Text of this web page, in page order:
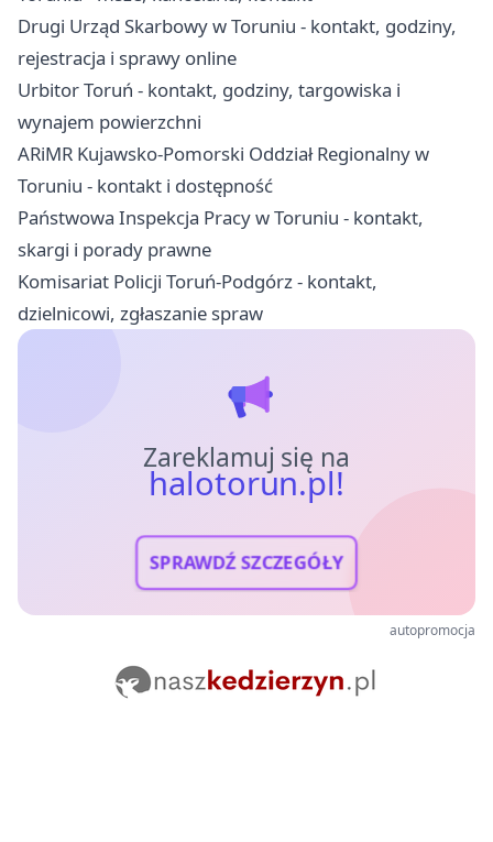
Drugi Urząd Skarbowy w Toruniu - kontakt, godziny,
rejestracja i sprawy online
Urbitor Toruń - kontakt, godziny, targowiska i
wynajem powierzchni
ARiMR Kujawsko-Pomorski Oddział Regionalny w
Toruniu - kontakt i dostępność
Państwowa Inspekcja Pracy w Toruniu - kontakt,
skargi i porady prawne
Komisariat Policji Toruń-Podgórz - kontakt,
dzielnicowi, zgłaszanie spraw
Zareklamuj się na
halotorun.pl!
SPRAWDŹ SZCZEGÓŁY
autopromocja